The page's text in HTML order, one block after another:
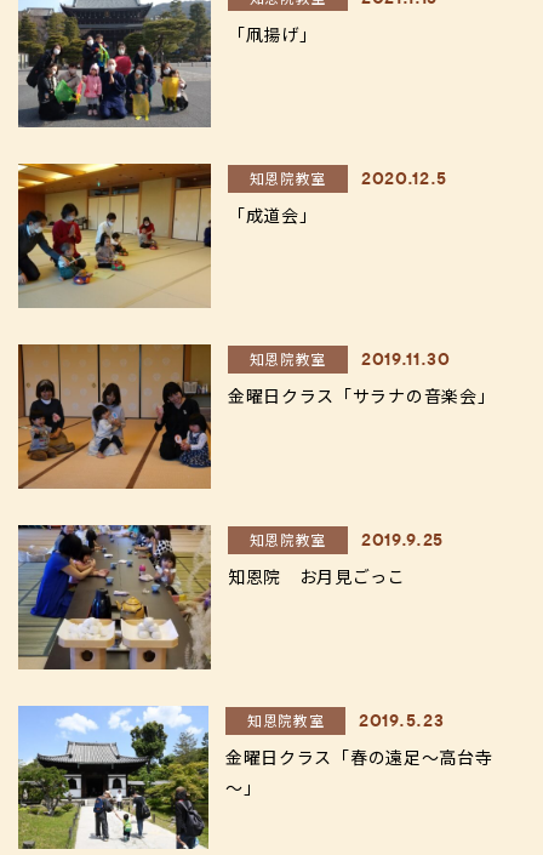
「凧揚げ」
知恩院教室 2020.12.5
「成道会」
知恩院教室 2019.11.30
金曜日クラス「サラナの音楽会」
知恩院教室 2019.9.25
知恩院 お月見ごっこ
知恩院教室 2019.5.23
金曜日クラス「春の遠足～高台寺
～」